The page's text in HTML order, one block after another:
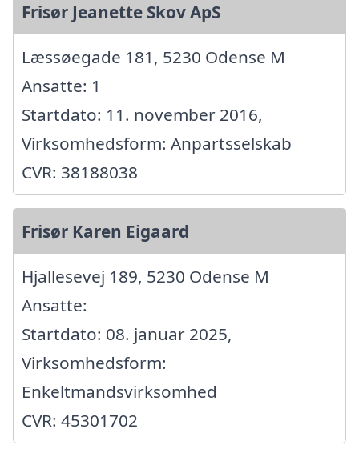
Frisør Jeanette Skov ApS
Læssøegade 181, 5230 Odense M
Ansatte: 1
Startdato: 11. november 2016,
Virksomhedsform: Anpartsselskab
CVR: 38188038
Frisør Karen Eigaard
Hjallesevej 189, 5230 Odense M
Ansatte:
Startdato: 08. januar 2025,
Virksomhedsform:
Enkeltmandsvirksomhed
CVR: 45301702